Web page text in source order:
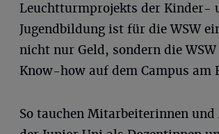
Leuchtturmprojekts der Kinder-
Jugendbildung ist für die WSW
nicht nur Geld, sondern die
Know-how auf dem Campus am
So tauchen Mitarbeiterinnen